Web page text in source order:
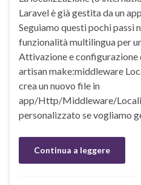
Laravel è già gestita da un
Seguiamo questi pochi passi
funzionalità multilingua per
Attivazione e configurazione
artisan make:middleware
crea un nuovo file in
app/Http/Middleware/
personalizzato se vogliamo
Continua a leggere